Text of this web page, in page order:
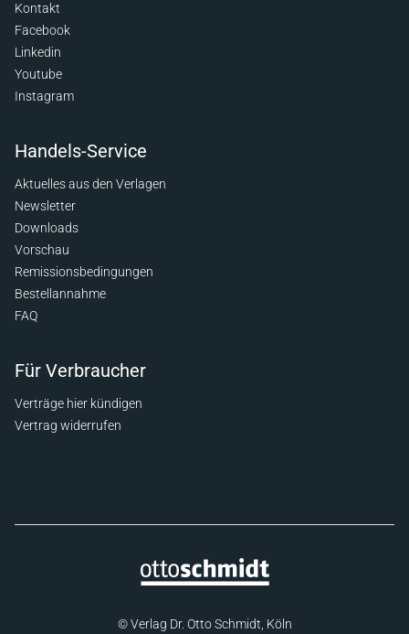
Kontakt
Facebook
Linkedin
Youtube
Instagram
Handels-Service
Aktuelles aus den Verlagen
Newsletter
Downloads
Vorschau
Remissionsbedingungen
Bestellannahme
FAQ
Für Verbraucher
Verträge hier kündigen
Vertrag widerrufen
© Verlag Dr. Otto Schmidt, Köln